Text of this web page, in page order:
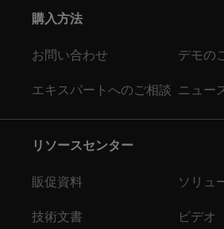
購入方法
お問い合わせ デモの
エキスパートへのご相談 ニュー
リソースセンター
販促資料 ソリュ
技術文書 ビデオ